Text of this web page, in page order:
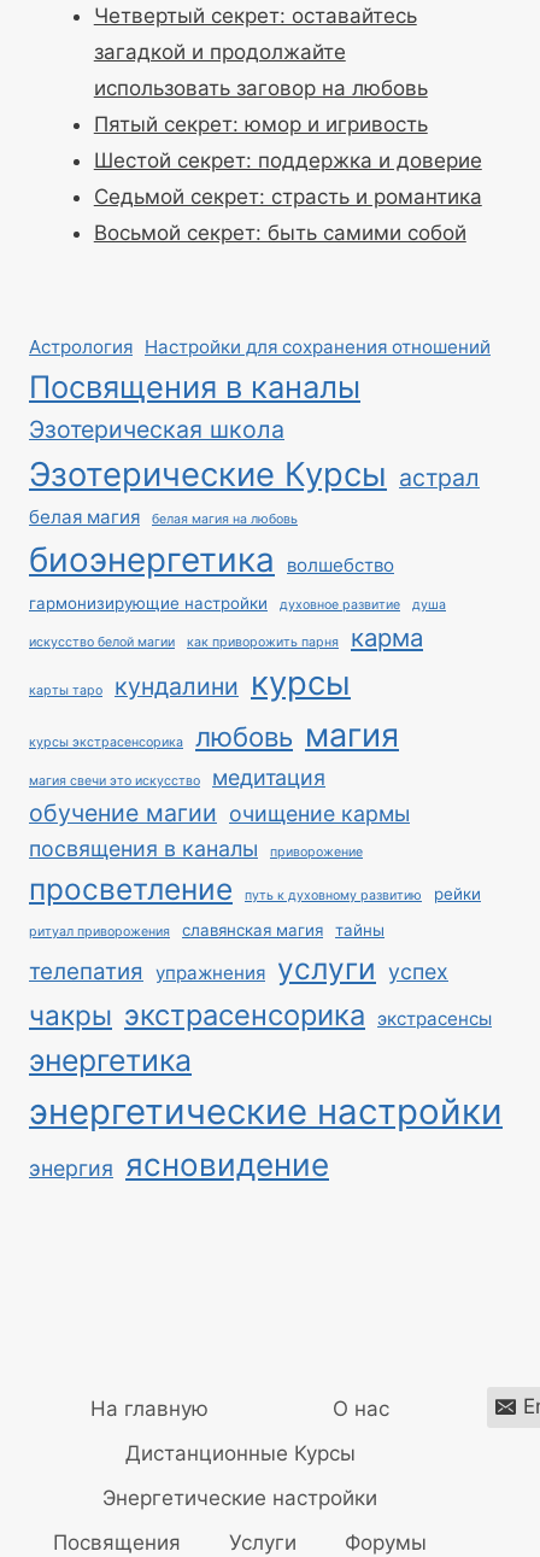
Четвертый секрет: оставайтесь
загадкой и продолжайте
использовать заговор на любовь
Пятый секрет: юмор и игривость
Шестой секрет: поддержка и доверие
Седьмой секрет: страсть и романтика
Восьмой секрет: быть самими собой
Астрология Настройки для сохранения отношений
Посвящения в каналы
Эзотерическая школа
Эзотерические Курсы астрал
белая магия белая магия на любовь
биоэнергетика волшебство
гармонизирующие настройки духовное развитие душа
искусство белой магии как приворожить парня карма
карты таро кундалини курсы
курсы экстрасенсорика любовь магия
магия свечи это искусство медитация
обучение магии очищение кармы
посвящения в каналы
приворожение
просветление путь к духовному развитию рейки
ритуал приворожения славянская магия тайны
телепатия упражнения услуги успех
чакры экстрасенсорика экстрасенсы
энергетика
энергетические настройки
энергия ясновидение
На главную
О нас
Дистанционные Курсы
Энергетические настройки
Посвящения
Услуги Форумы